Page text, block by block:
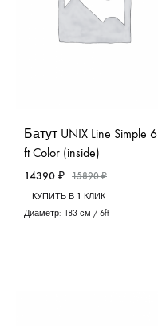
Батут UNIX Line Simple 6
ft Color (inside)
14390 ₽ 15890₽
КУПИТЬ В 1 КЛИК
Диаметр: 183 см / 6ft